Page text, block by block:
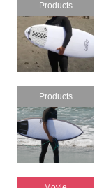
Products
Products